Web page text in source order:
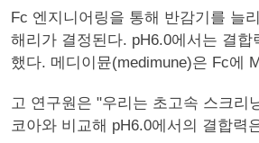
Fc 엔지니어링을 통해 반감기를 늘
해리가 결정된다. pH6.0에서는 결
했다. 메디이뮨(medimune)은 Fc에
고 연구원은 "우리는 초고속 스크리
코아와 비교해 pH6.0에서의 결합력